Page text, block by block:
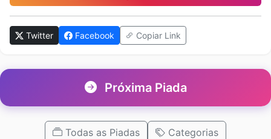
Twitter Facebook Copiar Link
Próxima Piada
Todas as Piadas Categorias